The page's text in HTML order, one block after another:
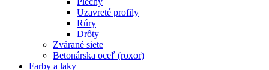
Uzavreté profily
Rúry
Drôty
Zvárané siete
Betonárska oceľ (roxor)
Farby a laky